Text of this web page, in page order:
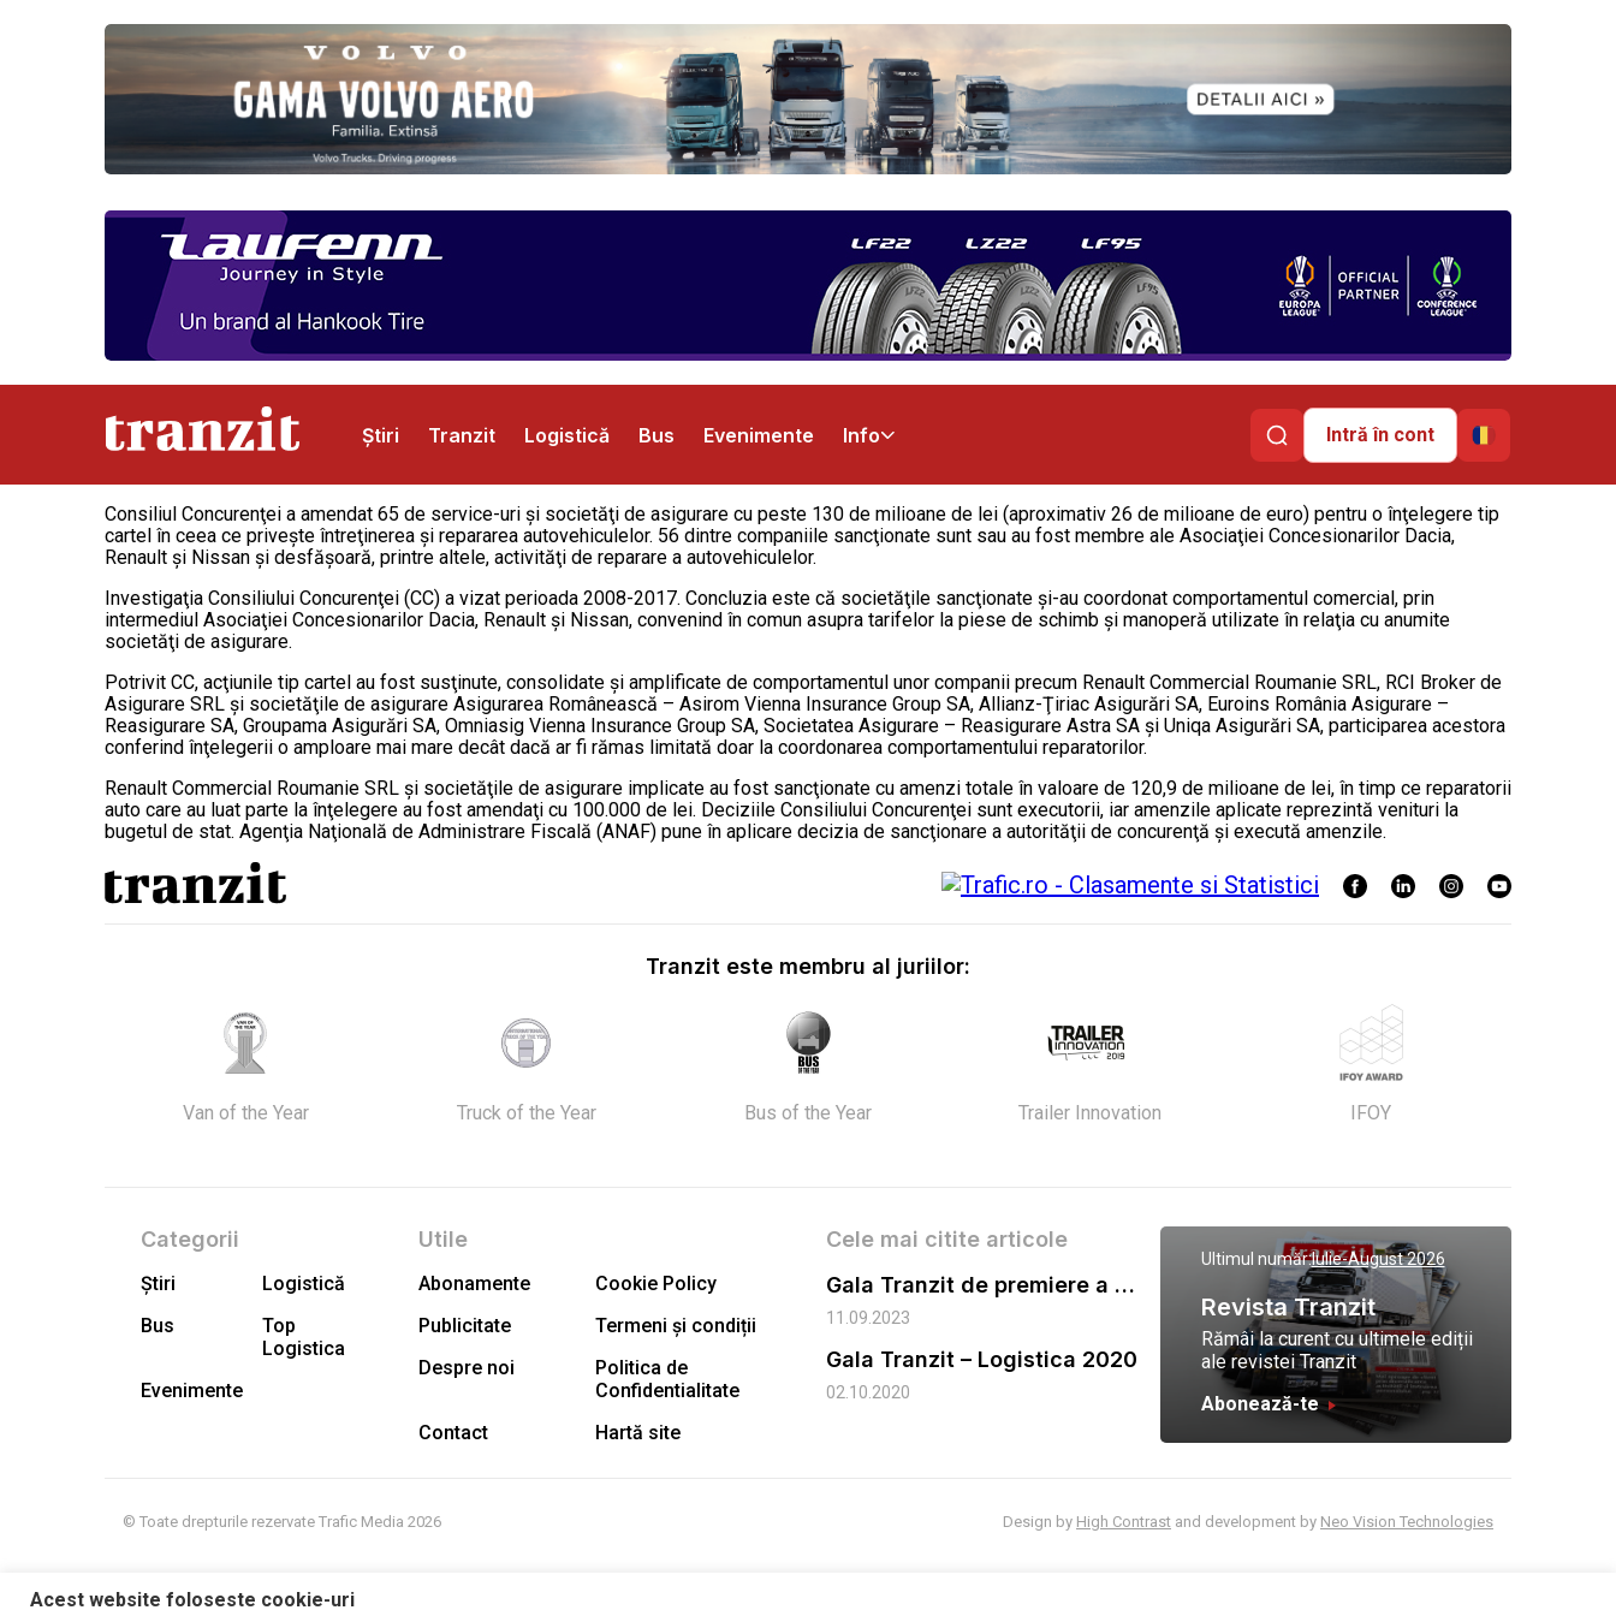
Știri Tranzit Logistică Bus Evenimente Info
Abonamente Publicitate Contact
Intră în cont
Consiliul Concurenţei a amendat 65 de service-uri şi societăţi de asigurare cu peste 130 de milioane de lei (aproximativ 26 de milioane de euro) pentru o înţelegere tip
cartel în ceea ce priveşte întreţinerea şi repararea autovehiculelor. 56 dintre companiile sancţionate sunt sau au fost membre ale Asociaţiei Concesionarilor Dacia,
Renault şi Nissan şi desfăşoară, printre altele, activităţi de reparare a autovehiculelor.
Investigaţia Consiliului Concurenţei (CC) a vizat perioada 2008-2017. Concluzia este că societăţile sancţionate şi-au coordonat comportamentul comercial, prin
intermediul Asociaţiei Concesionarilor Dacia, Renault şi Nissan, convenind în comun asupra tarifelor la piese de schimb şi manoperă utilizate în relaţia cu anumite
societăţi de asigurare.
Potrivit CC, acţiunile tip cartel au fost susţinute, consolidate şi amplificate de comportamentul unor companii precum Renault Commercial Roumanie SRL, RCI Broker de
Asigurare SRL şi societăţile de asigurare Asigurarea Românească – Asirom Vienna Insurance Group SA, Allianz-Ţiriac Asigurări SA, Euroins România Asigurare –
Reasigurare SA, Groupama Asigurări SA, Omniasig Vienna Insurance Group SA, Societatea Asigurare – Reasigurare Astra SA şi Uniqa Asigurări SA, participarea acestora
conferind înţelegerii o amploare mai mare decât dacă ar fi rămas limitată doar la coordonarea comportamentului reparatorilor.
Renault Commercial Roumanie SRL şi societăţile de asigurare implicate au fost sancţionate cu amenzi totale în valoare de 120,9 de milioane de lei, în timp ce reparatorii
auto care au luat parte la înţelegere au fost amendaţi cu 100.000 de lei. Deciziile Consiliului Concurenţei sunt executorii, iar amenzile aplicate reprezintă venituri la
bugetul de stat. Agenţia Naţională de Administrare Fiscală (ANAF) pune în aplicare decizia de sancţionare a autorităţii de concurenţă şi execută amenzile.
Tranzit este membru al juriilor:
Van of the Year Truck of the Year Bus of the Year Trailer Innovation IFOY
Categorii
Știri
Logistică
Bus
Top
Logistica
Evenimente
Utile
Abonamente
Cookie Policy
Publicitate
Termeni și condiții
Despre noi
Politica de
Confidentialitate
Contact
Hartă site
Cele mai citite articole
Gala Tranzit de premiere a celor mai eficienti operatori de transport marfa 2023
11.09.2023
Gala Tranzit – Logistica 2020
02.10.2020
Ultimul număr:Iulie-August 2026
Revista Tranzit
Rămâi la curent cu ultimele ediții
ale revistei Tranzit
Abonează-te
© Toate drepturile rezervate Trafic Media 2026 Design by High Contrast and development by Neo Vision Technologies
Acest website foloseste cookie-uri